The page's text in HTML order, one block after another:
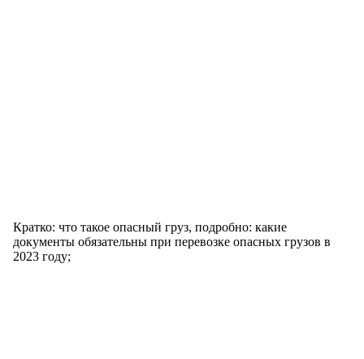
Кратко: что такое опасный груз, подробно: какие
документы обязательны при перевозке опасных грузов в
2023 году;